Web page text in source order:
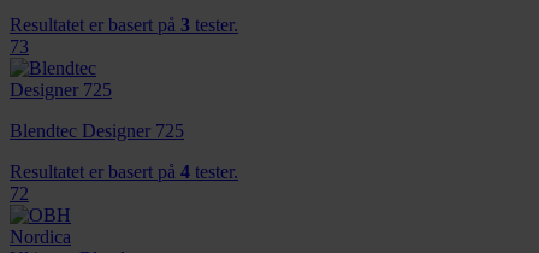
Resultatet er basert på 3 tester.
73
Blendtec Designer 725
Resultatet er basert på 4 tester.
72